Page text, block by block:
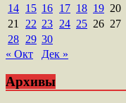
14 15 16 17 18 19 20
21
22 23 24 25 26 27
28 29 30
« Окт
Дек »
Архивы